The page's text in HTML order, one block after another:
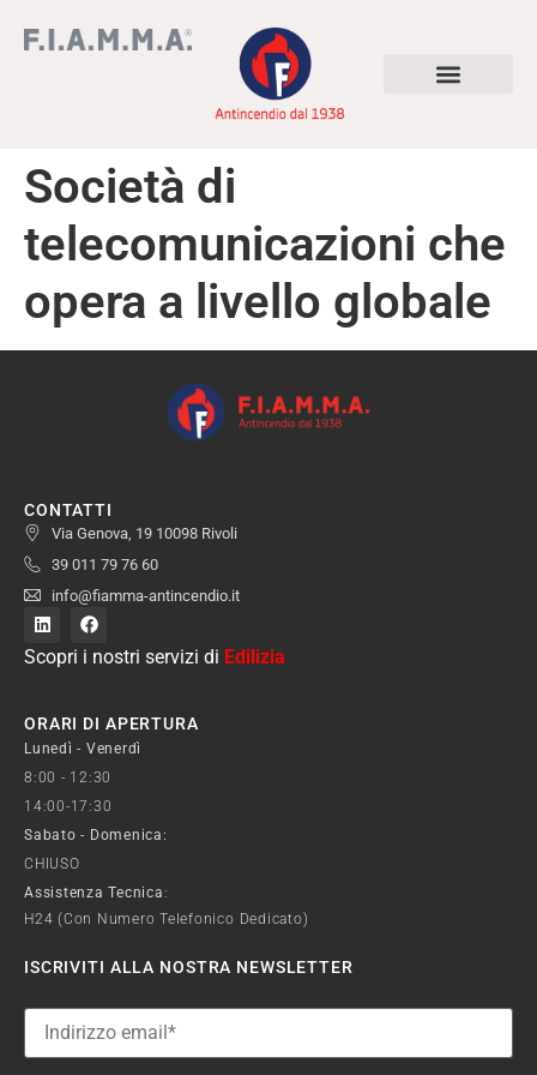
Società di
telecomunicazioni che
opera a livello globale
CONTATTI
Via Genova, 19 10098 Rivoli
39 011 79 76 60
info@fiamma-antincendio.it
Scopri i nostri servizi di Edilizia
ORARI DI APERTURA
Lunedì - Venerdì
8:00 - 12:30
14:00-17:30
Sabato - Domenica:
CHIUSO
Assistenza Tecnica:
H24 (con Numero Telefonico Dedicato)
ISCRIVITI ALLA NOSTRA NEWSLETTER